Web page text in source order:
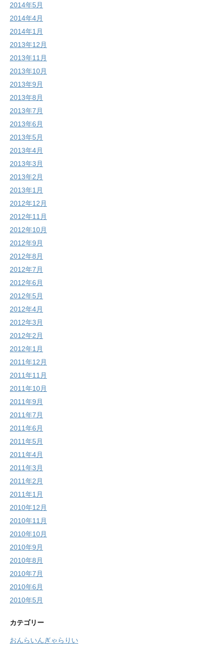
2014年5月
2014年4月
2014年1月
2013年12月
2013年11月
2013年10月
2013年9月
2013年8月
2013年7月
2013年6月
2013年5月
2013年4月
2013年3月
2013年2月
2013年1月
2012年12月
2012年11月
2012年10月
2012年9月
2012年8月
2012年7月
2012年6月
2012年5月
2012年4月
2012年3月
2012年2月
2012年1月
2011年12月
2011年11月
2011年10月
2011年9月
2011年7月
2011年6月
2011年5月
2011年4月
2011年3月
2011年2月
2011年1月
2010年12月
2010年11月
2010年10月
2010年9月
2010年8月
2010年7月
2010年6月
2010年5月
カテゴリー
おんらいんぎゃらりい